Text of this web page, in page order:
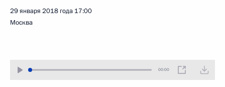
29 января 2018 года 17:00
Москва
00:00